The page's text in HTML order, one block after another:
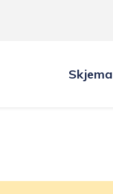
Skjema